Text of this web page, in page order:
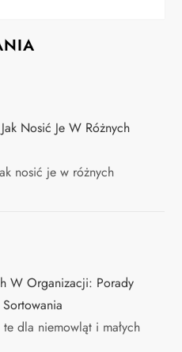
Nosić Je W Różnych
nosić je w różnych
W Organizacji: Porady
dla niemowląt i małych